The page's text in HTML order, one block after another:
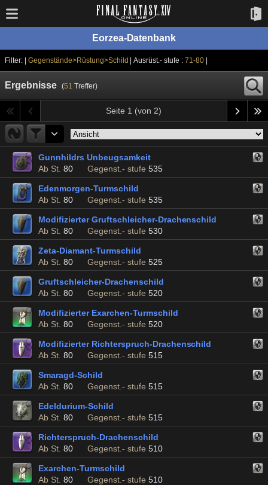
Eorzea-Datenbank
Filter: | Gegenstände>Rüstung>Schild | Ausrüst.- stufe :71-80
Ergebnisse (51 Treffer)
Seite 1 (von 2)
Gunnhildrs Unbeugsamkeit
Ab St. 80 Gegenst.- stufe 535
Edenmorgen-Turmschild
Ab St. 80 Gegenst.- stufe 535
Modifizierter Gruftschleicher-Drachenschild
Ab St. 80 Gegenst.- stufe 530
Zeta-Diamant-Turmschild
Ab St. 80 Gegenst.- stufe 525
Gruftschleicher-Drachenschild
Ab St. 80 Gegenst.- stufe 520
Modifizierter Exarchen-Turmschild
Ab St. 80 Gegenst.- stufe 520
Modifizierter Richterspruch-Drachenschild
Ab St. 80 Gegenst.- stufe 515
Smaragd-Schild
Ab St. 80 Gegenst.- stufe 515
Edeldurium-Schild
Ab St. 80 Gegenst.- stufe 515
Richterspruch-Drachenschild
Ab St. 80 Gegenst.- stufe 510
Exarchen-Turmschild
Ab St. 80 Gegenst.- stufe 510